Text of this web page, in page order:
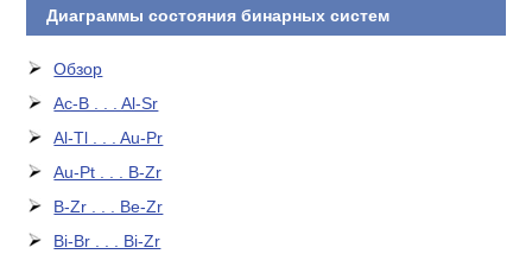
Диаграммы состояния бинарных систем
Обзор
Ac-B . . . Al-Sr
Al-Tl . . . Au-Pr
Au-Pt . . . B-Zr
B-Zr . . . Be-Zr
Bi-Br . . . Bi-Zr